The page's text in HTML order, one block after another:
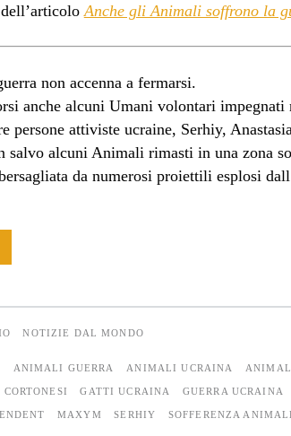
Anche gli Animali soffrono la
non accenna a fermarsi.
anche alcuni Umani volontari
persone attiviste ucraine, Serhiy,
salvo alcuni Animali rimasti in una zona
da numerosi proiettili esplosi
NOTIZIE DAL MONDO
ANIMALI GUERRA ANIMALI UCRAINA
CORTONESI GATTI UCRAINA GUERRA UCRAINA
MAXYM SERHIY SOFFERENZA